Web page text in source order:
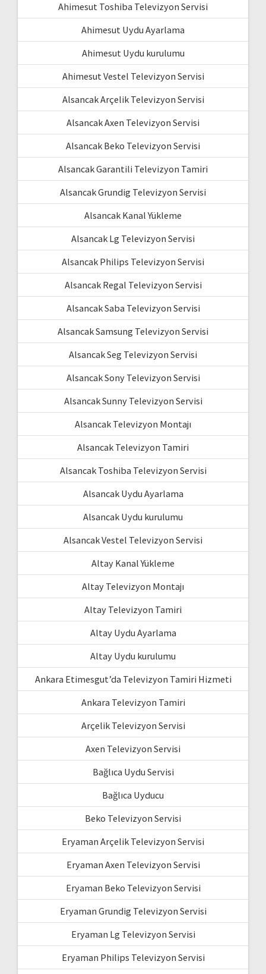
Ahimesut Toshiba Televizyon Servisi
Ahimesut Uydu Ayarlama
Ahimesut Uydu kurulumu
Ahimesut Vestel Televizyon Servisi
Alsancak Arçelik Televizyon Servisi
Alsancak Axen Televizyon Servisi
Alsancak Beko Televizyon Servisi
Alsancak Garantili Televizyon Tamiri
Alsancak Grundig Televizyon Servisi
Alsancak Kanal Yükleme
Alsancak Lg Televizyon Servisi
Alsancak Philips Televizyon Servisi
Alsancak Regal Televizyon Servisi
Alsancak Saba Televizyon Servisi
Alsancak Samsung Televizyon Servisi
Alsancak Seg Televizyon Servisi
Alsancak Sony Televizyon Servisi
Alsancak Sunny Televizyon Servisi
Alsancak Televizyon Montajı
Alsancak Televizyon Tamiri
Alsancak Toshiba Televizyon Servisi
Alsancak Uydu Ayarlama
Alsancak Uydu kurulumu
Alsancak Vestel Televizyon Servisi
Altay Kanal Yükleme
Altay Televizyon Montajı
Altay Televizyon Tamiri
Altay Uydu Ayarlama
Altay Uydu kurulumu
Ankara Etimesgut’da Televizyon Tamiri Hizmeti
Ankara Televizyon Tamiri
Arçelik Televizyon Servisi
Axen Televizyon Servisi
Bağlıca Uydu Servisi
Bağlıca Uyducu
Beko Televizyon Servisi
Eryaman Arçelik Televizyon Servisi
Eryaman Axen Televizyon Servisi
Eryaman Beko Televizyon Servisi
Eryaman Grundig Televizyon Servisi
Eryaman Lg Televizyon Servisi
Eryaman Philips Televizyon Servisi